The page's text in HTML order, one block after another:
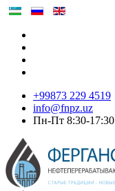
+99873 229 4519
info@fnpz.uz
Пн-Пт 8:30-17:30